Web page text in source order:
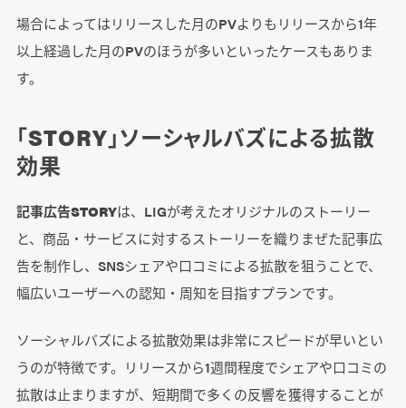
場合によってはリリースした月のPVよりもリリースから1年
以上経過した月のPVのほうが多いといったケースもありま
す。
「STORY」ソーシャルバズによる拡散
効果
記事広告STORYは、LIGが考えたオリジナルのストーリー
と、商品・サービスに対するストーリーを織りまぜた記事広
告を制作し、SNSシェアや口コミによる拡散を狙うことで、
幅広いユーザーへの認知・周知を目指すプランです。
ソーシャルバズによる拡散効果は非常にスピードが早いとい
うのが特徴です。リリースから1週間程度でシェアや口コミの
拡散は止まりますが、短期間で多くの反響を獲得することが